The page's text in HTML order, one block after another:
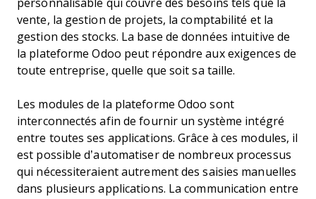
personnalisable qui couvre des besoins tels que la
vente, la gestion de projets, la comptabilité et la
gestion des stocks. La base de données intuitive de
la plateforme Odoo peut répondre aux exigences de
toute entreprise, quelle que soit sa taille.
Les modules de la plateforme Odoo sont
interconnectés afin de fournir un système intégré
entre toutes ses applications. Grâce à ces modules, il
est possible d’automatiser de nombreux processus
qui nécessiteraient autrement des saisies manuelles
dans plusieurs applications. La communication entre